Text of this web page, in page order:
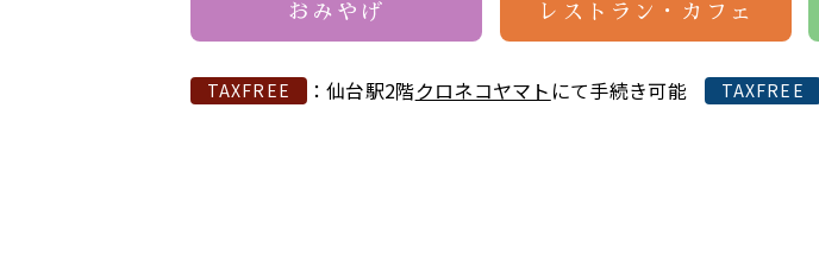
おみやげ レストラン・カフェ
TAXFREE ：仙台駅2階クロネコヤマト にて手続き可能 TAXFREE